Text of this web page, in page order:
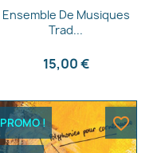
Aperçu rapide
Ensemble De Musiques
Trad...
15,00 €
PROMO ! favorite_border